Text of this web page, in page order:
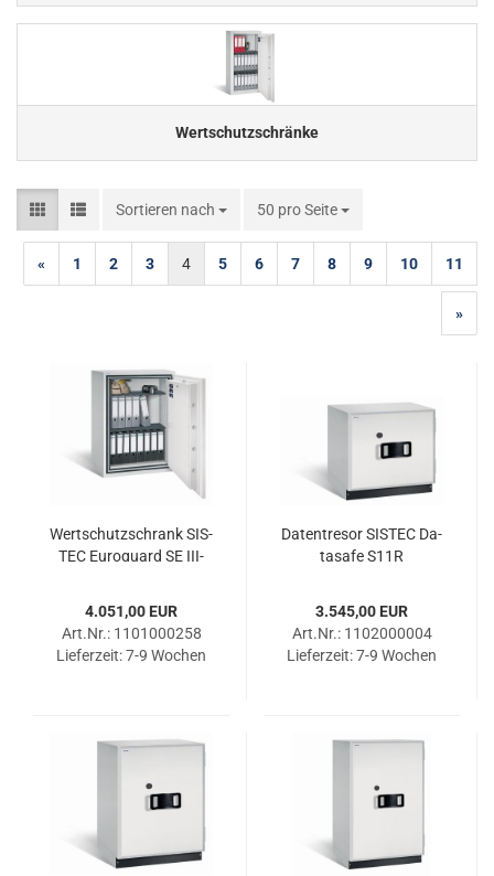
Wertschutzschränke
Sortieren nach
Sortieren nach 50 pro Seite
pro Seite
« 1 2 3 4 5 6 7 8 9 10 11
»
Wert­schutz­schrank SIS­
TEC Eu­ro­guard SE III-​
4.051,00 EUR
Art.Nr.: 1101000258
Lieferzeit:7-9 Wochen
Da­ten­tre­sor SIS­TEC Da­
ta­safe S11R
3.545,00 EUR
Art.Nr.: 1102000004
Lieferzeit:7-9 Wochen